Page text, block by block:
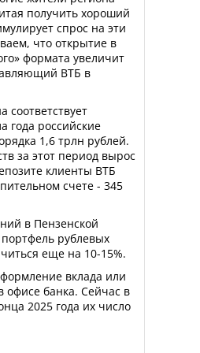
получить хороший
спрос на эти
что открытие в
формата увеличит
ВТБ в
соответствует
года российские
1,6 трлн рублей.
за этот период вырос
клиенты ВТБ
счете - 345
в Пензенской
рублевых
еще на 10-15%.
вклада или
офисе банка. Сейчас в
2025 года их число